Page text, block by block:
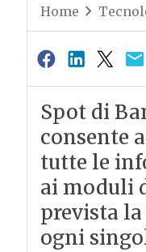
Home
Spot di
consente
tutte le
ai moduli
prevista
ogni